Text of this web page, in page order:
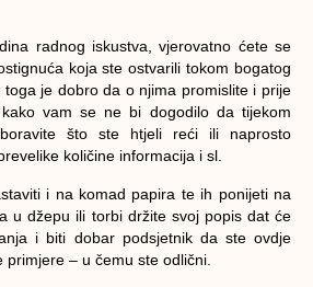
radnog iskustva, vjerovatno ćete se
koja ste ostvarili tokom bogatog
je dobro da o njima promislite i prije
vam se ne bi dogodilo da tijekom
što ste htjeli reći ili naprosto
količine informacija i sl.
i na komad papira te ih ponijeti na
u džepu ili torbi držite svoj popis dat će
i biti dobar podsjetnik da ste ovdje
– u čemu ste odlični.